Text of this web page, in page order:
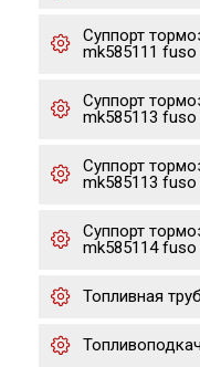
Суппорт
mk585111
Суппорт
mk585113
Суппорт
mk585113
Суппорт
mk585114
Топливная